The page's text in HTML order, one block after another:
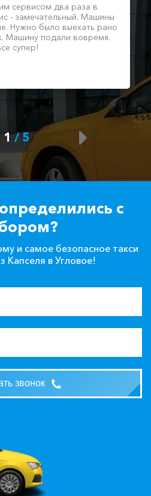
сервисом два раза в
- замечательный. Машины
Нужно было выехать рано
Машину подали вовремя.
супер!
1/ 5
с
и самое безопасное такси
Капселя в Угловое!
звонок